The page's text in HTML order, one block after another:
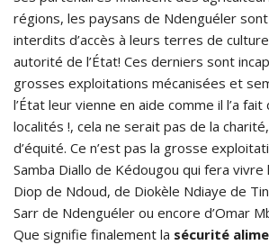
régions, les paysans de Ndenguéler
interdits d’accès à leurs terres de
autorité de l’État! Ces derniers sont
grosses exploitations mécanisées et
l’État leur vienne en aide comme il l’a fait
localités !, cela ne serait pas de la
d’équité. Ce n’est pas la grosse
Samba Diallo de Kédougou qui fera vivre
Diop de Ndoud, de Diokèle Ndiaye de
Sarr de Ndenguéler ou encore d’Omar
Que signifie finalement la sécurité